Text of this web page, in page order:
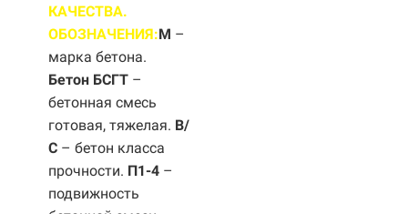
КАЧЕСТВА.
ОБОЗНАЧЕНИЯ:М –
марка бетона.
Бетон БСГТ –
бетонная смесь
готовая, тяжелая. B/
С – бетон класса
прочности. П1-4 –
подвижность